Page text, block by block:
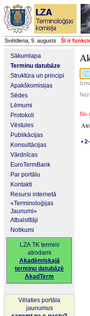
Svētdiena, 9. augusts Šī ir
Sākumlapa
Terminu datubāze
Struktūra un principi
Apakškomisijas
Sēdes
Lēmumi
Protokoli
Vēstules
Publikācijas
Konsultācijas
Vārdnīcas
EuroTermBank
Par portālu
Kontakti
Resursi internetā
«Terminoloģijas
Jaunumi»
Atbalstītāji
Notikumi
LZA TK termini
atrodami
Akadēmiskajā
terminu datubāzē
AkadTerm
Vēlaties portāla
jaunumus
Jūs
▪